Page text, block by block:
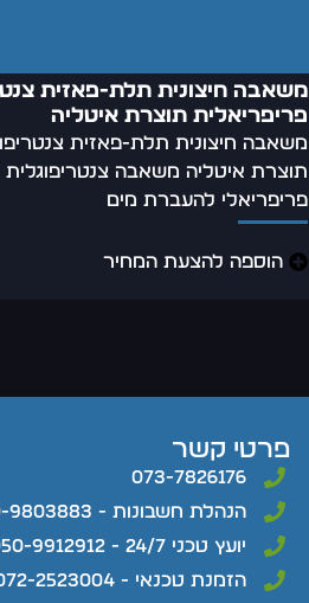
משאבה חיצונית תלת-פאזית
פריפריאלית תוצרת איטליה
משאבה חיצונית תלת-פאזית
תוצרת איטליה משאבה צנטריפוגלית
פריפריאלי להעברת מים
הוספה להצעת המחיר
פרטי קשר
073-7826176
הנהלת חשבונות - 050-9803883
יועץ טכני 24/7 - 050-9912912
הזמנת טכנאי - 072-2523004